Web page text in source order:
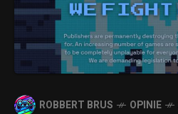
ROBBERT BRUS OPINIE